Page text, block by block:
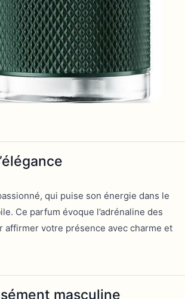
qui puise son énergie dans le
Ce parfum évoque l’adrénaline des
votre présence avec charme et
masculine